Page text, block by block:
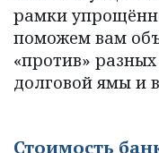
рамки
поможем вам
«против»
долговой ямы и
Стоимость